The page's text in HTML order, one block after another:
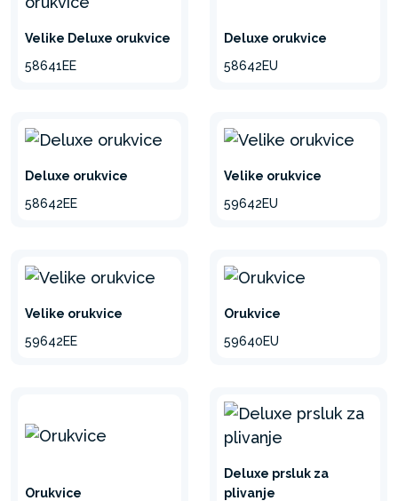
Velike Deluxe orukvice
58641EE
Deluxe orukvice
58642EU
Deluxe orukvice
58642EE
Velike orukvice
59642EU
Velike orukvice
59642EE
Orukvice
59640EU
Orukvice
Deluxe prsluk za
plivanje